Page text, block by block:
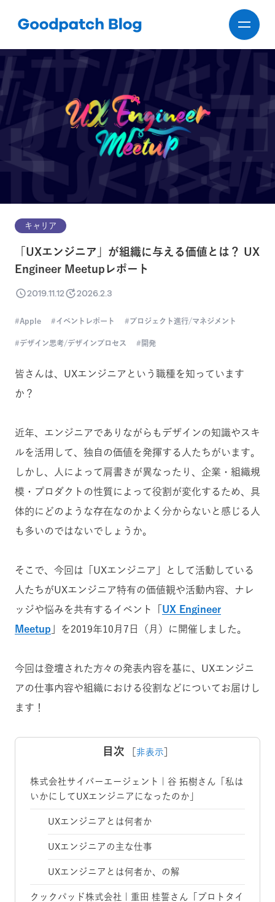
キャリア
「UXエンジニア」が組織に与える価値とは？ UX
Engineer Meetupレポート
2019.11.12 2026.2.3
Apple イベントレポート プロジェクト進行/マネジメント
デザイン思考/デザインプロセス 開発
皆さんは、UXエンジニアという職種を知っています
か？
近年、エンジニアでありながらもデザインの知識やスキ
ルを活用して、独自の価値を発揮する人たちがいます。
しかし、人によって肩書きが異なったり、企業・組織規
模・プロダクトの性質によって役割が変化するため、具
体的にどのような存在なのかよく分からないと感じる人
も多いのではないでしょうか。
そこで、今回は「UXエンジニア」として活動している
人たちがUXエンジニア特有の価値観や活動内容、ナレ
ッジや悩みを共有するイベント「 UX Engineer
Meetup 」を2019年10月7日（月）に開催しました。
今回は登壇された方々の発表内容を基に、UXエンジニ
アの仕事内容や組織における役割などについてお届けし
ます！
目次 非表示
株式会社サイバーエージェント | 谷 拓樹さん「私は
いかにしてUXエンジニアになったのか」
UXエンジニアとは何者か
UXエンジニアの主な仕事
UXエンジニアとは何者か、の解
クックパッド株式会社 | 重田 桂誓さん「プロトタイ